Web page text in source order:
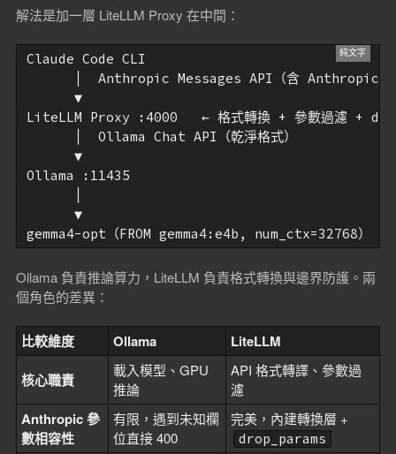
解法是加一層 LiteLLM Proxy 在中間：
Claude Code CLI
│  Anthropic Messages API（含 Anthropic
      ▼
LiteLLM Proxy :4000   ← 格式轉換 + 參數過濾 +
      │  Ollama Chat API（乾淨格式）
      ▼
Ollama :11435
      ▼
Ollama 負責推論算力，LiteLLM 負責格式轉換與邊界防護。兩
個角色的差異：
比較維度 Ollama
LiteLLM
核心職責
載入模型、GPU
推論
API 格式轉譯、參數過
濾
Anthropic 參
數相容性
有限，遇到未知欄
位直接 400
完美，內建轉換層 +
drop_params